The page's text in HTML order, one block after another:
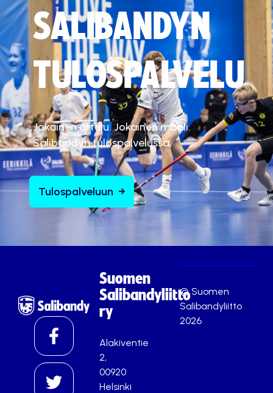
SALIBANDYN
TULOSPALVELU
Jokainen ottelu. Jokainen maali.
Salibandyn tulospalvelussa.
Tulospalveluun
Suomen
Salibandyliitto
ry
Alakiventie
2,
00920
Helsinki
© Suomen
Salibandyliitto
2026